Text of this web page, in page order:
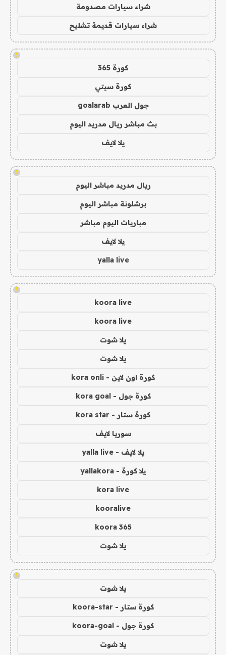
شراء سيارات مصدومة
شراء سيارات قديمة تشليح
!
كورة 365
كورة سيتي
جول العرب goalarab
بث مباشر ريال مدريد اليوم
يلا لايف
!
ريال مدريد مباشر اليوم
برشلونة مباشر اليوم
مباريات اليوم مباشر
يلا لايف
yalla live
!
koora live
koora live
يلا شوت
يلا شوت
كورة اون لاين - kora onli
كورة جول - kora goal
كورة ستار - kora star
سوريا لايف
يلا لايف - yalla live
يلا كورة - yallakora
kora live
kooralive
koora 365
يلا شوت
!
يلا شوت
كورة ستار - koora-star
كورة جول - koora-goal
يلا شوت